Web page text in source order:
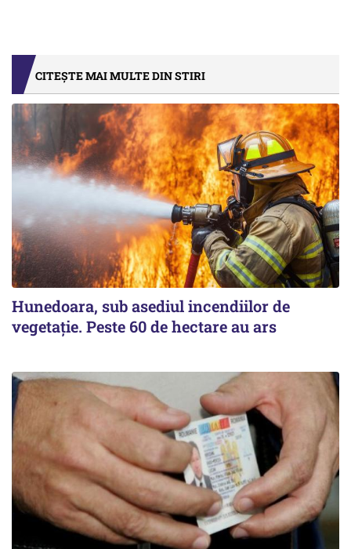
CITEȘTE MAI MULTE DIN STIRI
Hunedoara, sub asediul incendiilor de
vegetație. Peste 60 de hectare au ars